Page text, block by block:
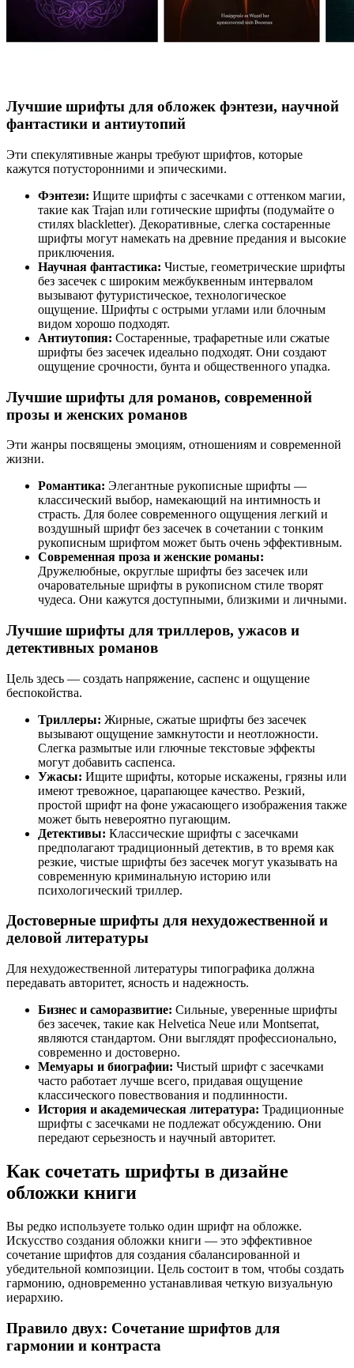
Лучшие шрифты для обложек фэнтези, научной
фантастики и антиутопий
Эти спекулятивные жанры требуют шрифтов, которые
кажутся потусторонними и эпическими.
Фэнтези: Ищите шрифты с засечками с оттенком магии,
такие как Trajan или готические шрифты (подумайте о
стилях blackletter). Декоративные, слегка состаренные
шрифты могут намекать на древние предания и высокие
приключения.
Научная фантастика: Чистые, геометрические шрифты
без засечек с широким межбуквенным интервалом
вызывают футуристическое, технологическое
ощущение. Шрифты с острыми углами или блочным
видом хорошо подходят.
Антиутопия: Состаренные, трафаретные или сжатые
шрифты без засечек идеально подходят. Они создают
ощущение срочности, бунта и общественного упадка.
Лучшие шрифты для романов, современной
прозы и женских романов
Эти жанры посвящены эмоциям, отношениям и современной
жизни.
Романтика: Элегантные рукописные шрифты —
классический выбор, намекающий на интимность и
страсть. Для более современного ощущения легкий и
воздушный шрифт без засечек в сочетании с тонким
рукописным шрифтом может быть очень эффективным.
Современная проза и женские романы:
Дружелюбные, округлые шрифты без засечек или
очаровательные шрифты в рукописном стиле творят
чудеса. Они кажутся доступными, близкими и личными.
Лучшие шрифты для триллеров, ужасов и
детективных романов
Цель здесь — создать напряжение, саспенс и ощущение
беспокойства.
Триллеры: Жирные, сжатые шрифты без засечек
вызывают ощущение замкнутости и неотложности.
Слегка размытые или глючные текстовые эффекты
могут добавить саспенса.
Ужасы: Ищите шрифты, которые искажены, грязны или
имеют тревожное, царапающее качество. Резкий,
простой шрифт на фоне ужасающего изображения также
может быть невероятно пугающим.
Детективы: Классические шрифты с засечками
предполагают традиционный детектив, в то время как
резкие, чистые шрифты без засечек могут указывать на
современную криминальную историю или
психологический триллер.
Достоверные шрифты для нехудожественной и
деловой литературы
Для нехудожественной литературы типографика должна
передавать авторитет, ясность и надежность.
Бизнес и саморазвитие: Сильные, уверенные шрифты
без засечек, такие как Helvetica Neue или Montserrat,
являются стандартом. Они выглядят профессионально,
современно и достоверно.
Мемуары и биографии: Чистый шрифт с засечками
часто работает лучше всего, придавая ощущение
классического повествования и подлинности.
История и академическая литература: Традиционные
шрифты с засечками не подлежат обсуждению. Они
передают серьезность и научный авторитет.
Как сочетать шрифты в дизайне
обложки книги
Вы редко используете только один шрифт на обложке.
Искусство создания обложки книги — это эффективное
сочетание шрифтов для создания сбалансированной и
убедительной композиции. Цель состоит в том, чтобы создать
гармонию, одновременно устанавливая четкую визуальную
иерархию.
Правило двух: Сочетание шрифтов для
гармонии и контраста